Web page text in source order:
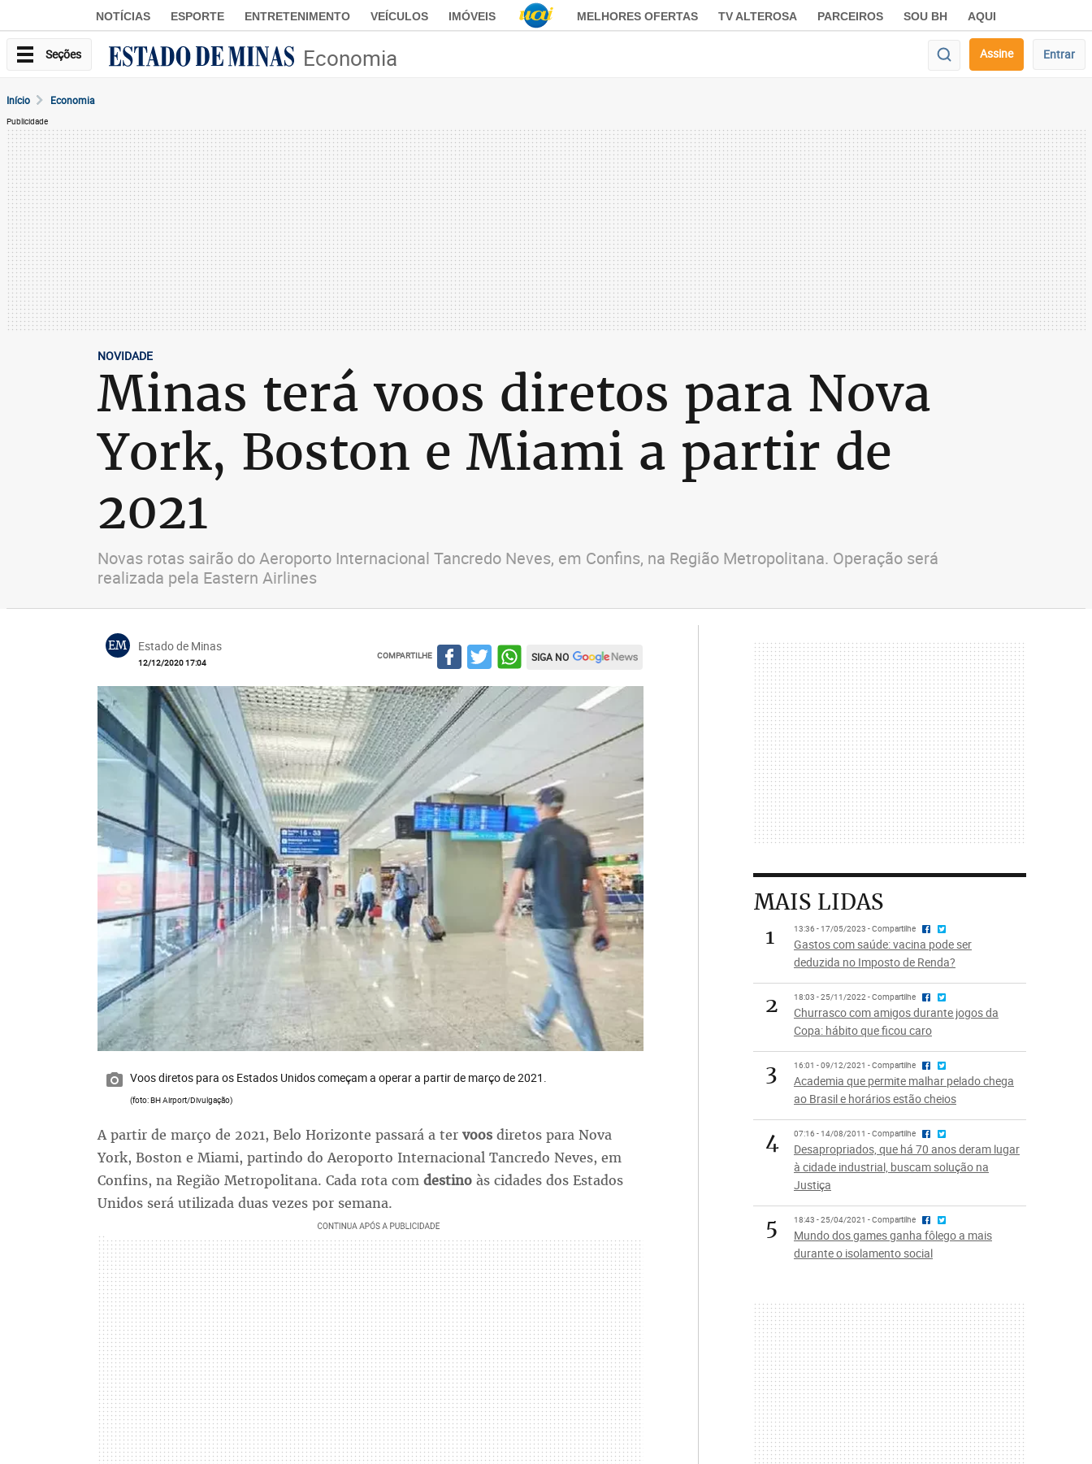
NOTÍCIAS ESPORTE ENTRETENIMENTO VEÍCULOS IMÓVEIS MELHORES OFERTAS TV ALTEROSA PARCEIROS SOU BH AQUI
Seções Economia Assine Entrar
Início Economia
Publicidade
NOVIDADE
Minas terá voos diretos para Nova
York, Boston e Miami a partir de
2021
Novas rotas sairão do Aeroporto Internacional Tancredo Neves, em Confins, na Região Metropolitana. Operação será
realizada pela Eastern Airlines
EM Estado de Minas
12/12/2020 17:04
COMPARTILHE SIGA NO
Voos diretos para os Estados Unidos começam a operar a partir de março de 2021.
(foto: BH Airport/Divulgação)
A partir de março de 2021, Belo Horizonte passará a ter voos diretos para Nova
York, Boston e Miami, partindo do Aeroporto Internacional Tancredo Neves, em
Confins, na Região Metropolitana. Cada rota com destino às cidades dos Estados
Unidos será utilizada duas vezes por semana.
MAIS LIDAS
1
13:36 - 17/05/2023 - Compartilhe
Gastos com saúde: vacina pode ser
deduzida no Imposto de Renda?
2 18:03 - 25/11/2022 - Compartilhe
Churrasco com amigos durante jogos da
Copa: hábito que ficou caro
3 16:01 - 09/12/2021 - Compartilhe
Academia que permite malhar pelado chega
ao Brasil e horários estão cheios
4 07:16 - 14/08/2011 - Compartilhe
Desapropriados, que há 70 anos deram lugar
à cidade industrial, buscam solução na
Justiça
5 18:43 - 25/04/2021 - Compartilhe
Mundo dos games ganha fôlego a mais
durante o isolamento social